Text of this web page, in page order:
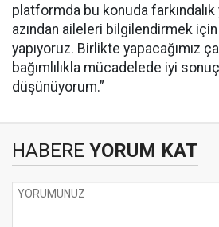
platformda bu konuda
azından aileleri bilgilendirmek
yapıyoruz. Birlikte yapacağımız
bağımlılıkla mücadelede iyi
düşünüyorum.”
HABERE YORUM KAT